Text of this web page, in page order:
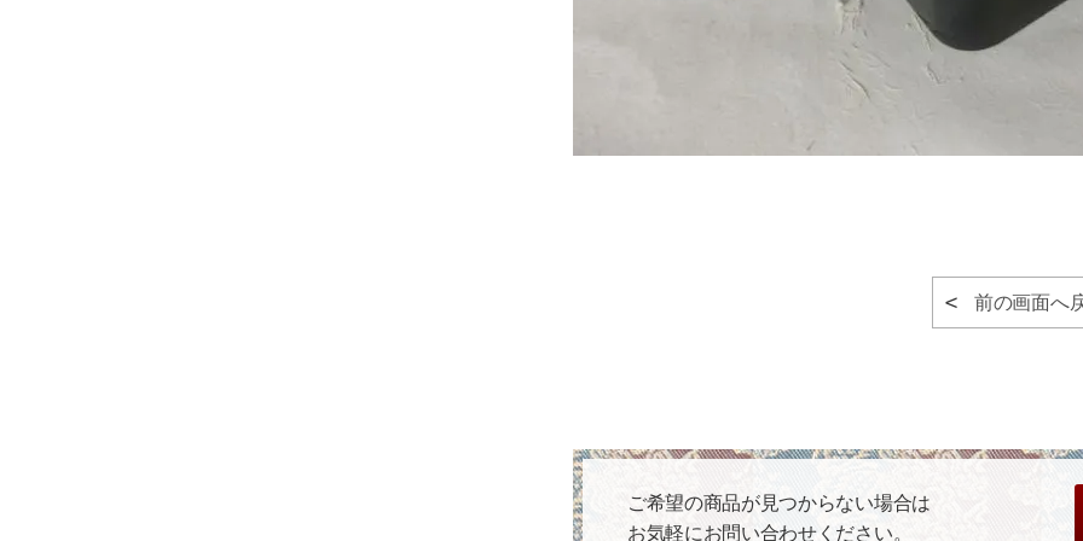
前の画面へ
ご希望の商品が見つからない場合は
お気軽にお問い合わせください。